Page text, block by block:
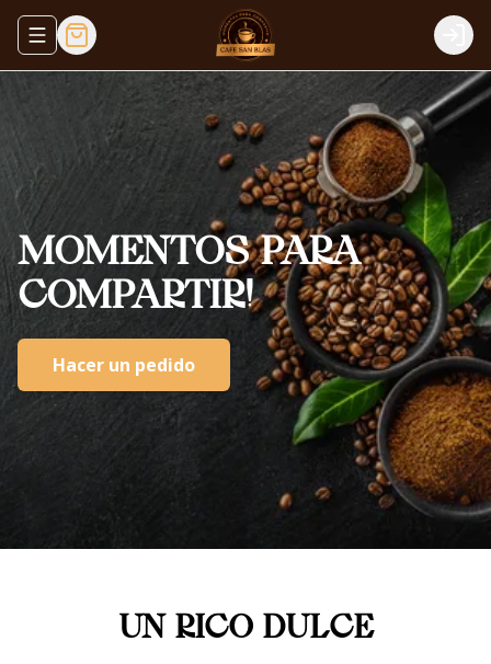
Abrir menu de navegación Login
MOMENTOS PARA
COMPARTIR!
Hacer un pedido
UN RICO DULCE